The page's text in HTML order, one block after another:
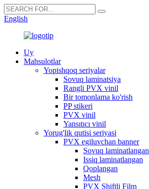
English
Uy
Mahsulotlar
Yopishqoq seriyalar
Sovuq laminatsiya
Rangli PVX vinil
Bir tomonlama ko'rish
PP stikeri
PVX vinil
Yansıtıcı vinil
Yorug'lik qutisi seriyasi
PVX egiluvchan banner
Sovuq laminatlangan
Issiq laminatlangan
Qoplangan
Mesh
PVX Shiftli Film